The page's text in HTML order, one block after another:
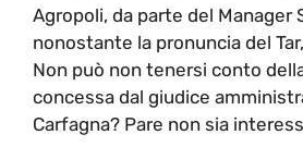
Agropoli, da parte del Manager
nonostante la pronuncia del
Non può non tenersi conto
concessa dal giudice
Carfagna? Pare non sia